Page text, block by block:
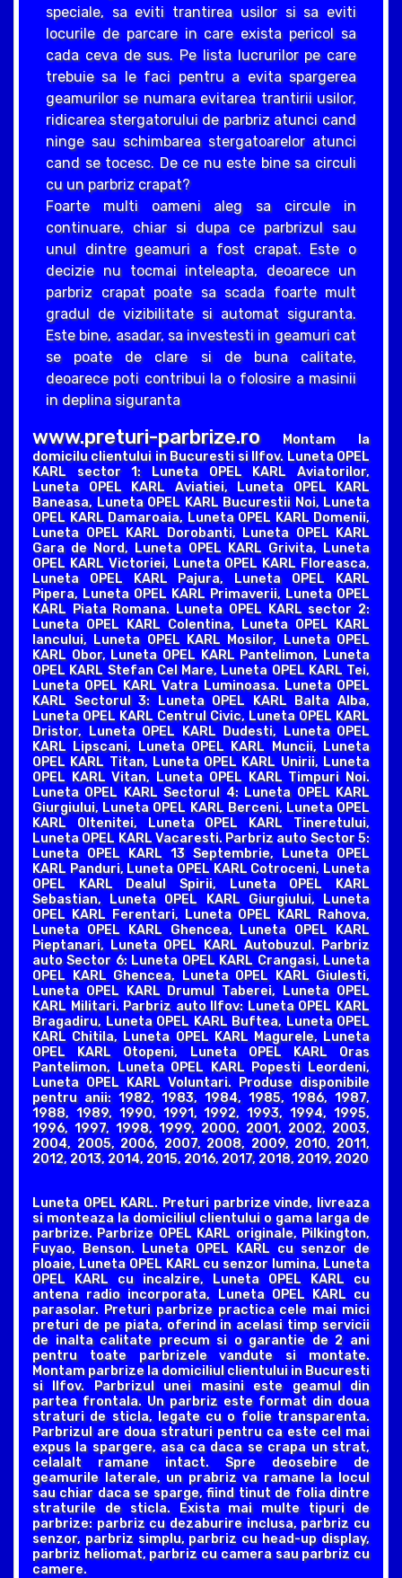
speciale, sa eviti trantirea usilor si sa eviti
locurile de parcare in care exista pericol sa
cada ceva de sus. Pe lista lucrurilor pe care
trebuie sa le faci pentru a evita spargerea
geamurilor se numara evitarea trantirii usilor,
ridicarea stergatorului de parbriz atunci cand
ninge sau schimbarea stergatoarelor atunci
cand se tocesc. De ce nu este bine sa circuli
cu un parbriz crapat?
Foarte multi oameni aleg sa circule in
continuare, chiar si dupa ce parbrizul sau
unul dintre geamuri a fost crapat. Este o
decizie nu tocmai inteleapta, deoarece un
parbriz crapat poate sa scada foarte mult
gradul de vizibilitate si automat siguranta.
Este bine, asadar, sa investesti in geamuri cat
se poate de clare si de buna calitate,
deoarece poti contribui la o folosire a masinii
in deplina siguranta
www.preturi-parbrize.roMontam la
domicilu clientului in Bucuresti si Ilfov. Luneta OPEL
KARL sector 1: Luneta OPEL KARL Aviatorilor,
Luneta OPEL KARL Aviatiei, Luneta OPEL KARL
Baneasa, Luneta OPEL KARL Bucurestii Noi, Luneta
OPEL KARL Damaroaia, Luneta OPEL KARL Domenii,
Luneta OPEL KARL Dorobanti, Luneta OPEL KARL
Gara de Nord, Luneta OPEL KARL Grivita, Luneta
OPEL KARL Victoriei, Luneta OPEL KARL Floreasca,
Luneta OPEL KARL Pajura, Luneta OPEL KARL
Pipera, Luneta OPEL KARL Primaverii, Luneta OPEL
KARL Piata Romana. Luneta OPEL KARL sector 2:
Luneta OPEL KARL Colentina, Luneta OPEL KARL
Iancului, Luneta OPEL KARL Mosilor, Luneta OPEL
KARL Obor, Luneta OPEL KARL Pantelimon, Luneta
OPEL KARL Stefan Cel Mare, Luneta OPEL KARL Tei,
Luneta OPEL KARL Vatra Luminoasa. Luneta OPEL
KARL Sectorul 3: Luneta OPEL KARL Balta Alba,
Luneta OPEL KARL Centrul Civic, Luneta OPEL KARL
Dristor, Luneta OPEL KARL Dudesti, Luneta OPEL
KARL Lipscani, Luneta OPEL KARL Muncii, Luneta
OPEL KARL Titan, Luneta OPEL KARL Unirii, Luneta
OPEL KARL Vitan, Luneta OPEL KARL Timpuri Noi.
Luneta OPEL KARL Sectorul 4: Luneta OPEL KARL
Giurgiului, Luneta OPEL KARL Berceni, Luneta OPEL
KARL Oltenitei, Luneta OPEL KARL Tineretului,
Luneta OPEL KARL Vacaresti. Parbriz auto Sector 5:
Luneta OPEL KARL 13 Septembrie, Luneta OPEL
KARL Panduri, Luneta OPEL KARL Cotroceni, Luneta
OPEL KARL Dealul Spirii, Luneta OPEL KARL
Sebastian, Luneta OPEL KARL Giurgiului, Luneta
OPEL KARL Ferentari, Luneta OPEL KARL Rahova,
Luneta OPEL KARL Ghencea, Luneta OPEL KARL
Pieptanari, Luneta OPEL KARL Autobuzul. Parbriz
auto Sector 6: Luneta OPEL KARL Crangasi, Luneta
OPEL KARL Ghencea, Luneta OPEL KARL Giulesti,
Luneta OPEL KARL Drumul Taberei, Luneta OPEL
KARL Militari. Parbriz auto Ilfov: Luneta OPEL KARL
Bragadiru, Luneta OPEL KARL Buftea, Luneta OPEL
KARL Chitila, Luneta OPEL KARL Magurele, Luneta
OPEL KARL Otopeni, Luneta OPEL KARL Oras
Pantelimon, Luneta OPEL KARL Popesti Leordeni,
Luneta OPEL KARL Voluntari. Produse disponibile
pentru anii: 1982, 1983, 1984, 1985, 1986, 1987,
1988, 1989, 1990, 1991, 1992, 1993, 1994, 1995,
1996, 1997, 1998, 1999, 2000, 2001, 2002, 2003,
2004, 2005, 2006, 2007, 2008, 2009, 2010, 2011,
2012, 2013, 2014, 2015, 2016, 2017, 2018, 2019, 2020
Luneta OPEL KARL. Preturi parbrize vinde, livreaza
si monteaza la domiciliul clientului o gama larga de
parbrize. Parbrize OPEL KARL originale, Pilkington,
Fuyao, Benson. Luneta OPEL KARL cu senzor de
ploaie, Luneta OPEL KARL cu senzor lumina, Luneta
OPEL KARL cu incalzire, Luneta OPEL KARL cu
antena radio incorporata, Luneta OPEL KARL cu
parasolar. Preturi parbrize practica cele mai mici
preturi de pe piata, oferind in acelasi timp servicii
de inalta calitate precum si o garantie de 2 ani
pentru toate parbrizele vandute si montate.
Montam parbrize la domiciliul clientului in Bucuresti
si Ilfov. Parbrizul unei masini este geamul din
partea frontala. Un parbriz este format din doua
straturi de sticla, legate cu o folie transparenta.
Parbrizul are doua straturi pentru ca este cel mai
expus la spargere, asa ca daca se crapa un strat,
celalalt ramane intact. Spre deosebire de
geamurile laterale, un prabriz va ramane la locul
sau chiar daca se sparge, fiind tinut de folia dintre
straturile de sticla. Exista mai multe tipuri de
parbrize: parbriz cu dezaburire inclusa, parbriz cu
senzor, parbriz simplu, parbriz cu head-up display,
parbriz heliomat, parbriz cu camera sau parbriz cu
camere.